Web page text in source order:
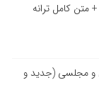
کامل ترانه
و مجلسی (جدید و